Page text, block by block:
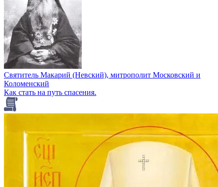
Святитель Макарий (Невский), митрополит Московский и
Коломенский
Как стать на путь спасения.